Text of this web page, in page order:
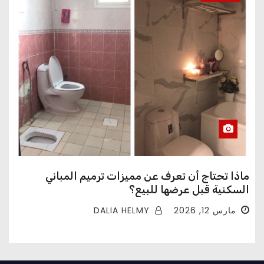
ماذا تحتاج أن تعرف عن مميزات ترميم المباني
السكنية قبل عرضها للبيع؟
مارس 12, 2026